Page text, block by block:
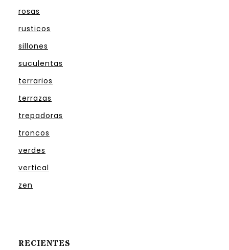
rosas
rusticos
sillones
suculentas
terrarios
terrazas
trepadoras
troncos
verdes
vertical
zen
RECIENTES